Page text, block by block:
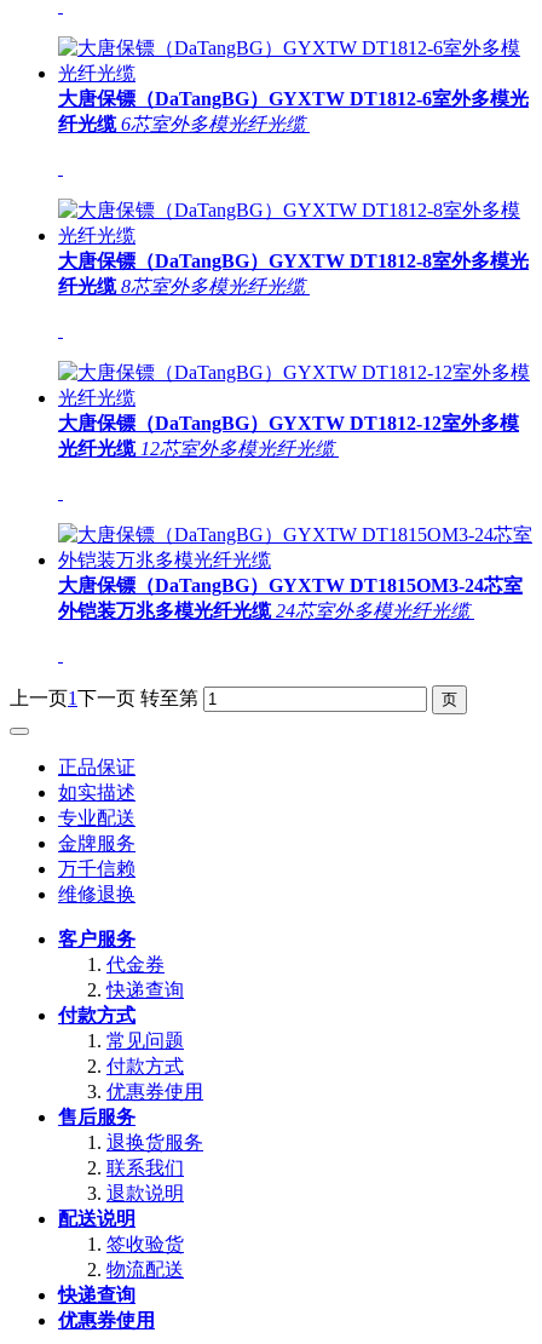
大唐保镖（DaTangBG）GYXTW DT1812-6室外多模光
纤光缆 6芯室外多模光纤光缆
大唐保镖（DaTangBG）GYXTW DT1812-8室外多模光
纤光缆 8芯室外多模光纤光缆
大唐保镖（DaTangBG）GYXTW DT1812-12室外多模
光纤光缆 12芯室外多模光纤光缆
大唐保镖（DaTangBG）GYXTW DT1815OM3-24芯室
外铠装万兆多模光纤光缆 24芯室外多模光纤光缆
上一页1下一页 转至第
正品保证
如实描述
专业配送
金牌服务
万千信赖
维修退换
客户服务
代金券
快递查询
付款方式
常见问题
付款方式
优惠券使用
售后服务
退换货服务
联系我们
退款说明
配送说明
签收验货
物流配送
快递查询
优惠券使用